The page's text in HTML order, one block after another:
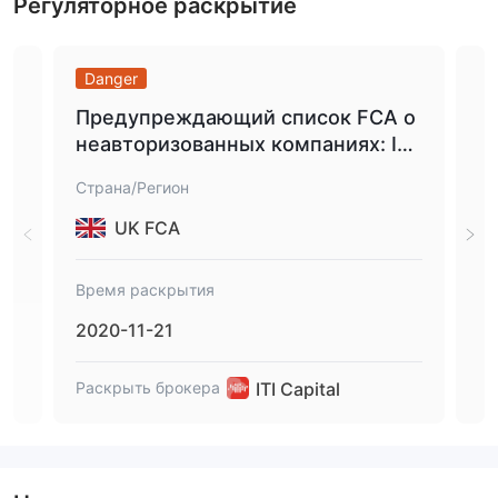
Регуляторное раскрытие
Danger
Предупреждающий список FCA о
неавторизованных компаниях: ITI
(Клон авторизованной FCA фирм
ы).
Страна/Регион
UK FCA
Время раскрытия
2020-11-21
Раскрыть брокера ITI Capital
и»